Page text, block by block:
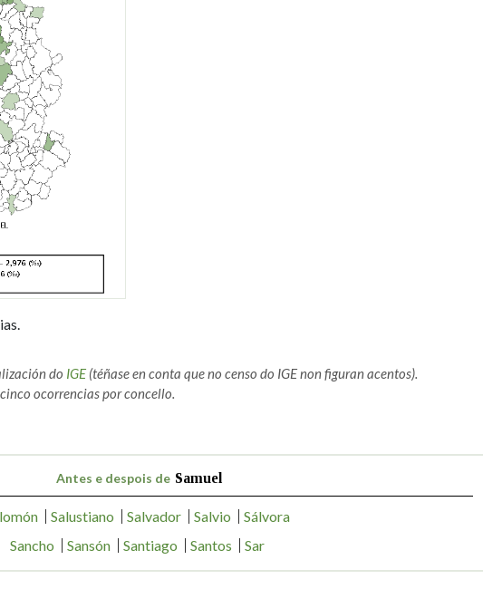
do IGE (téñase en conta que no censo do IGE non figuran acentos).
ocorrencias por concello.
Antes e despois de Samuel
Salustiano Salvador Salvio
Sálvora
Sancho
Sansón Santiago Santos Sar